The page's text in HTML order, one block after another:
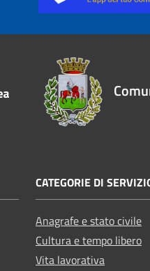
CATEGORIE DI
Anagrafe e stato civile
Cultura e tempo libero
Vita lavorativa